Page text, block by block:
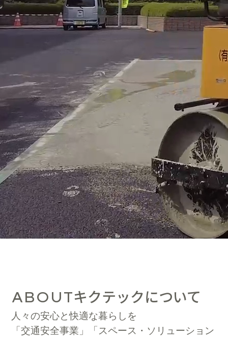
ABOUTキクテックについて
人々の安心と快適な暮らしを
「交通安全事業」「スペース・ソリューション